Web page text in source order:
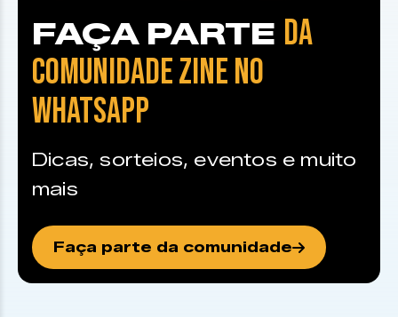
FAÇA PARTE DA
COMUNIDADE ZINE NO
WHATSAPP
Dicas, sorteios, eventos e muito
mais
Faça parte da comunidade